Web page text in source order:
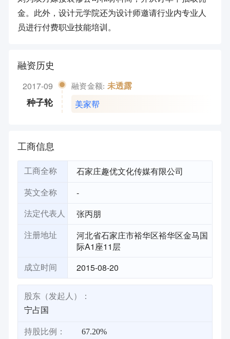
金。此外，设计元学院还为设计师邀请行业内专业人
员进行付费职业技能培训。
融资历史
2017-09
种子轮
融资金额: 未透露
美家帮
工商信息
工商全称 石家庄趣优文化传媒有限公司
英文全称 -
法定代表人 张丙朋
注册地址
河北省石家庄市裕华区裕华区金马国
际A1座11层
成立时间 2015-08-20
股东（发起人）：
宁占国
持股比例： 67.20%